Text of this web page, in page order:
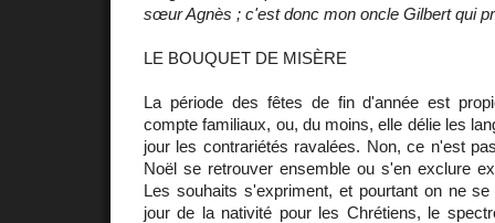
sœur Agnès ; c'est donc mon oncle Gilbert qui
LE BOUQUET DE MISÈRE
La période des fêtes de fin d'année est
compte familiaux, ou, du moins, elle délie les
jour les contrariétés ravalées. Non, ce n'est
Noël se retrouver ensemble ou s'en exclure
Les souhaits s'expriment, et pourtant on ne
jour de la nativité pour les Chrétiens, le